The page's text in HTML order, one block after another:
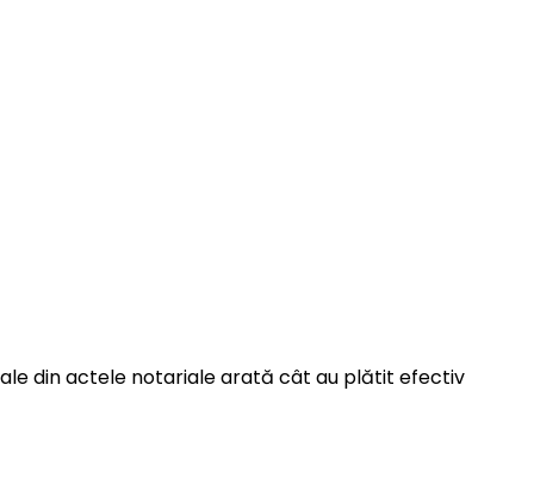
din actele notariale arată cât au plătit efectiv